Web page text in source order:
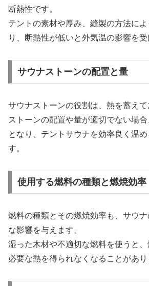
断熱性です。
テントの素材や厚み、縫製の方法に
り、断熱性が低いと外気温の影響を受
サウナストーンの配置と量
サウナストーンの役割は、熱を蓄えて
ストーンの配置や量が適切でない場
となり、テントサウナを効率良く温
す。
使用する燃料の種類と燃焼効率
燃料の種類とその燃焼効率も、サウ
な影響を与えます。
湿った木材や不適切な燃料を使うと、
必要な熱を得られなくなることがあり